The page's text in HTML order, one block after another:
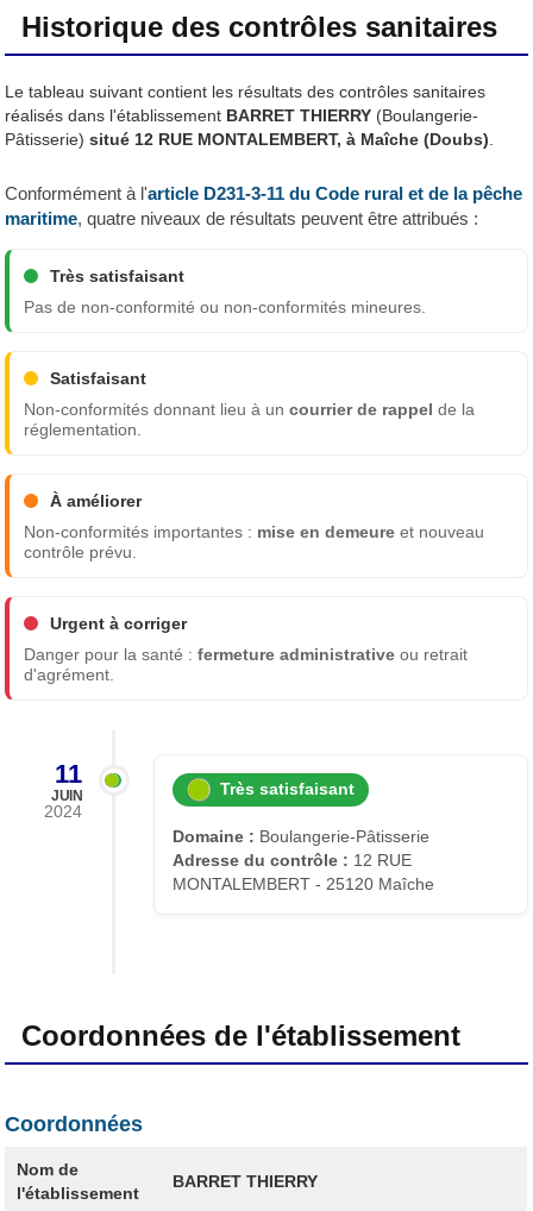
Historique des contrôles sanitaires
Le tableau suivant contient les résultats des contrôles sanitaires
réalisés dans l'établissement BARRET THIERRY (Boulangerie-
Pâtisserie) situé 12 RUE MONTALEMBERT, à Maîche (Doubs)
Conformément à l'article D231-3-11 du Code rural et de la pêche
maritime, quatre niveaux de résultats peuvent être attribués :
Très satisfaisant
Pas de non-conformité ou non-conformités mineures.
Satisfaisant
Non-conformités donnant lieu à uncourrier de rappel de la
réglementation.
À améliorer
Non-conformités importantes : mise en demeure et nouveau
contrôle prévu.
Urgent à corriger
Danger pour la santé :fermeture administrative ou retrait
d'agrément.
11
JUIN
2024
Très satisfaisant
Domaine : Boulangerie-Pâtisserie
Adresse du contrôle : 12 RUE
MONTALEMBERT - 25120 Maîche
Coordonnées de l'établissement
Coordonnées
Nom de
l'établissement
BARRET THIERRY